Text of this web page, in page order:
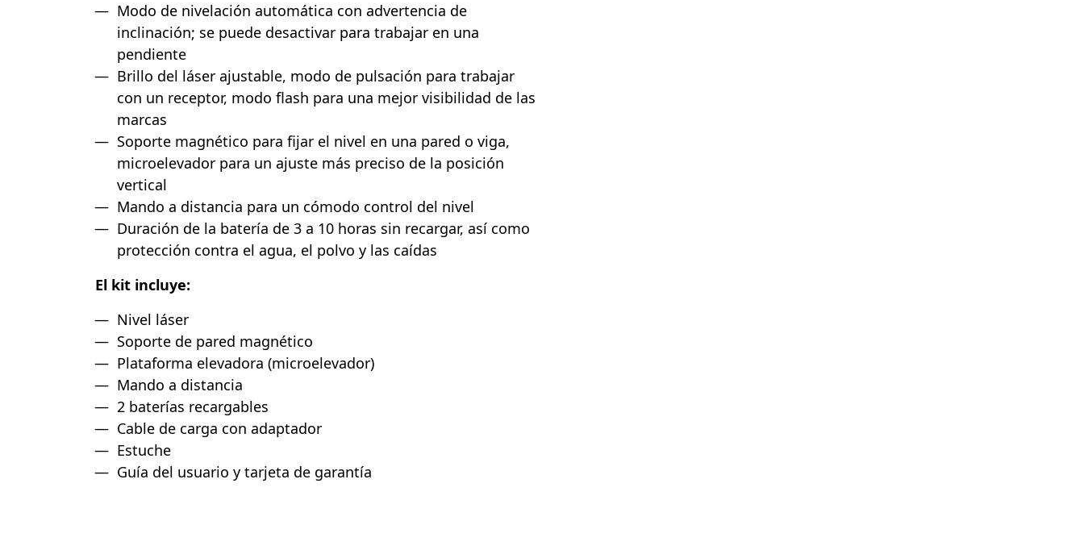
Modo de nivelación automática con advertencia de
inclinación; se puede desactivar para trabajar en una
pendiente
Brillo del láser ajustable, modo de pulsación para trabajar
con un receptor, modo flash para una mejor visibilidad de las
marcas
Soporte magnético para fijar el nivel en una pared o viga,
microelevador para un ajuste más preciso de la posición
vertical
Mando a distancia para un cómodo control del nivel
Duración de la batería de 3 a 10 horas sin recargar, así como
protección contra el agua, el polvo y las caídas
El kit incluye:
Nivel láser
Soporte de pared magnético
Plataforma elevadora (microelevador)
Mando a distancia
2 baterías recargables
Cable de carga con adaptador
Estuche
Guía del usuario y tarjeta de garantía